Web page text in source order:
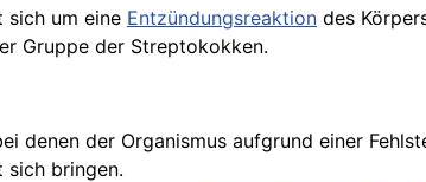
sich um eine Entzündungsreaktion des
Gruppe der Streptokokken.
denen der Organismus aufgrund einer
sich bringen.